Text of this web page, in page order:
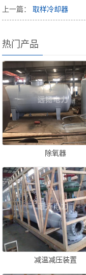
上一篇：取样冷却器
热门产品
除氧器
减温减压装置